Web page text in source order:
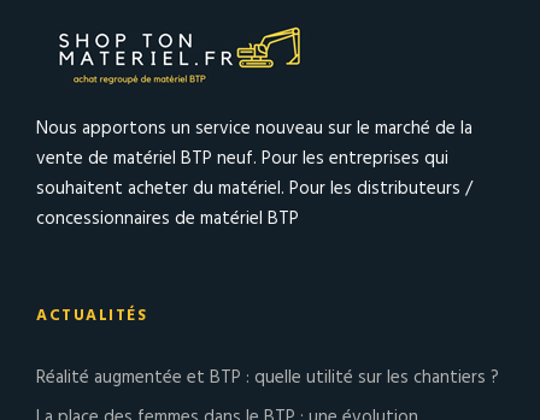
Nous apportons un service nouveau sur le marché de la
vente de matériel BTP neuf. Pour les entreprises qui
souhaitent acheter du matériel. Pour les distributeurs /
concessionnaires de matériel BTP
ACTUALITÉS
Réalité augmentée et BTP : quelle utilité sur les chantiers ?